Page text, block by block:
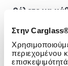
Στην
περιεχομένου
Θέλετε να
Στην ενότητα αυτή
σχετικά με το